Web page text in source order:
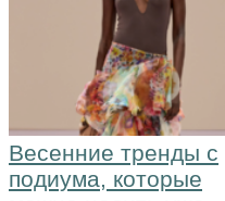
Весенние тренды с
подиума, которые